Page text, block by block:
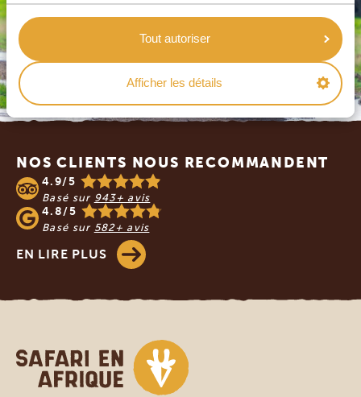
Tout autoriser
Afficher les détails
Footer
NOS CLIENTS NOUS RECOMMANDENT
4.9/5
Basé sur 943+ avis
4.8/5
Basé sur 582+ avis
EN LIRE PLUS
Safari en Afrique